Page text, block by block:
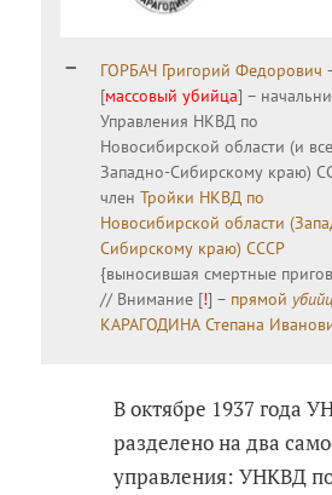
ГОРБАЧ Григорий Федорович
[массовый убийца] –
Управления НКВД по
Новосибирской области (и
Западно-Сибирскому краю)
членТройки НКВД по
Новосибирской области
Сибирскому краю) СССР
{выносившая смертные
// Внимание [!] – прямой
КАРАГОДИНА Степана
В октябре 1937 года
разделено на два
управления: УНКВД